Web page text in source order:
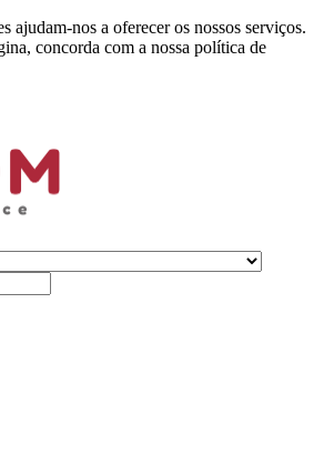
ajudam-nos a oferecer os nossos serviços.
concorda com a nossa política de